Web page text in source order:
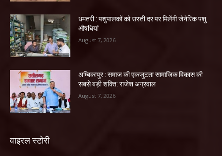
धमतरी : पशुपालकों को सस्ती दर पर मिलेंगी जेनेरिक पशु
औषधियां
August 7, 2026
अम्बिकापुर : समाज की एकजुटता सामाजिक विकास की
सबसे बड़ी शक्ति: राजेश अग्रवाल
August 7, 2026
वाइरल स्टोरी